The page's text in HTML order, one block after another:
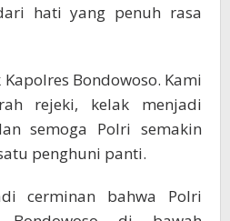
hati yang penuh rasa
Bondowoso. Kami
rejeki, kelak menjadi
semoga Polri semakin
penghuni panti.
cerminan bahwa Polri